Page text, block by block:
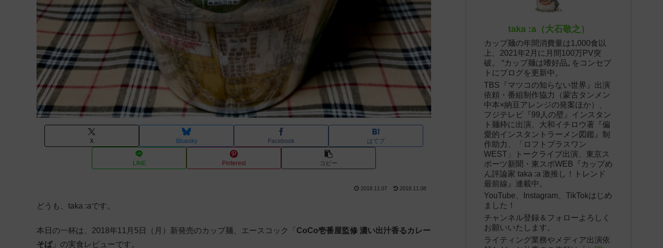
X Bluesky Facebook はてブ
LINE Pinterest コピー
2018.11.07 2018.11.08
どうも、taka :aです。
本日の一杯は、2018年11月5日（月）新発売のカップ麺、エースコック「 CoCo壱番屋監修 濃い出汁香るカレー
そば」の実食レビューです。
taka :a（大石敬之）
カップ麺の年間消費量は1,000食以
上、2021年2月に月間100万PV突
破。 “カップ麺は嗜好品„ をコンセプ
トにブログを更新中。
TBS『マツコの知らない世界』出演
依頼・番組制作協力（蒙古タンメン
中本×納豆アレンジの発案ほか）、
フジテレビ『99人の壁』インスタン
ト麺枠に出演、大和イチロウ著『偏
愛的インスタントラーメン図鑑』制
作助力、「ロフトプラスワン
WEST」トークライブ出演、東京ス
ポーツ新聞・東スポWEB『カップめ
ん評論家 taka :a 激推し！トレンド
最前線』連載中。
YouTube、Instagram、TikTokはじめ
ました！
チャンネル登録＆フォローよろしく
お願いいたします。
ライティング業務やメディア出演依